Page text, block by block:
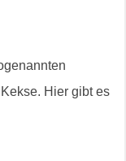
Hier gibt es